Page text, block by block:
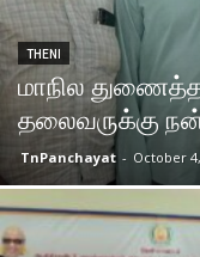
THENI
மாநில
தலைவருக்கு
TnPanchayat - October